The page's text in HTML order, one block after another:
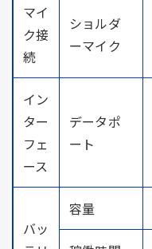
マイ
ク接
続
ショルダ
ーマイク
イン
ター
フェ
ース
データポ
ート
バッ
容量